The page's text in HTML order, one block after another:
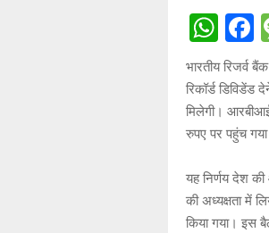
W
h
at
s
A
p
p
F
a
b
o
o
k
भारतीय रिजर्व
रिकॉर्ड
मिलेगी।
रुपए पर पहुंच
यह निर्णय देश
की अध्यक्षता में
किया गया। इस